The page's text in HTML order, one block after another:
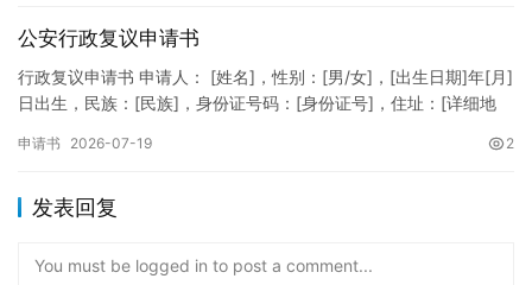
公安行政复议申请书
行政复议申请书 申请人： [姓名]，性别：[男/女]，[出生日期]年[月]
日出生，民族：[民族]，身份证号码：[身份证号]，住址：[详细地
申请书 2026-07-19 2
发表回复
You must be logged in to post a comment...